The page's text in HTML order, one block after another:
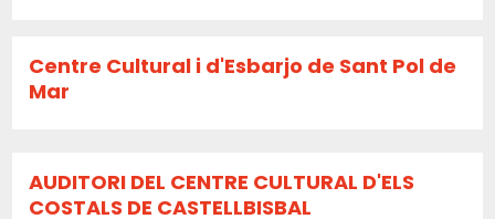
Centre Cultural i d'Esbarjo de Sant Pol de
Mar
AUDITORI DEL CENTRE CULTURAL D'ELS
COSTALS DE CASTELLBISBAL